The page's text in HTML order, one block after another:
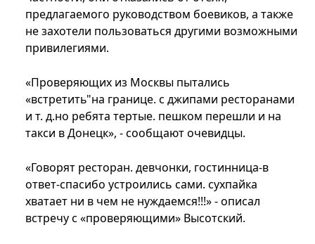
предлагаемого руководством боевиков, а также
не захотели пользоваться другими возможными
привилегиями.
«Проверяющих из Москвы пытались
«встретить"на границе. с джипами ресторанами
и т. д.но ребята тертые. пешком перешли и на
такси в Донецк», - сообщают очевидцы.
«Говорят ресторан. девчонки, гостинница-в
ответ-спасибо устроились сами. сухпайка
хватает ни в чем не нуждаемся!!!» - описал
встречу с «проверяющими» Высотский.